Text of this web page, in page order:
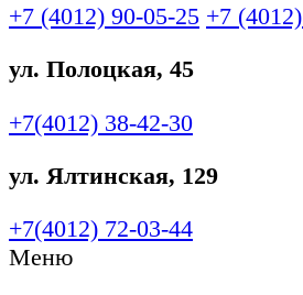
+7 (4012) 90-05-25 +7 (4012)
ул. Полоцкая, 45
+7(4012) 38-42-30
ул. Ялтинская, 129
+7(4012) 72-03-44
Меню